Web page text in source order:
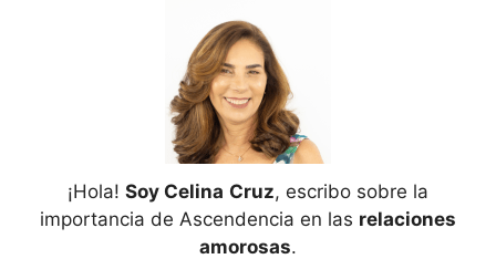
¡Hola! Soy Celina Cruz, escribo sobre la
importancia de Ascendencia en las relaciones
amorosas.